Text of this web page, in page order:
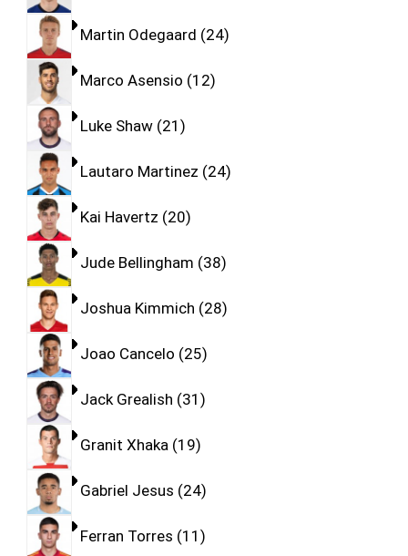
Martin Odegaard 24
Marco Asensio 12
Luke Shaw 21
Lautaro Martinez 24
Kai Havertz 20
Jude Bellingham 38
Joshua Kimmich 28
Joao Cancelo 25
Jack Grealish 31
Granit Xhaka 19
Gabriel Jesus 24
Ferran Torres 11